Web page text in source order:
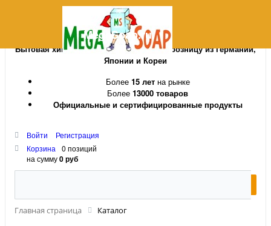
MegaSoap.ru
Бытовая химия и косметика оптом и в розницу из Германии,
Японии и Кореи
Более 15 летна рынке
Более 13000 товаров
Официальные и сертифицированные продукты
Войти
Регистрация
Корзина
0 позиций
на сумму0 руб
Главная страница Каталог